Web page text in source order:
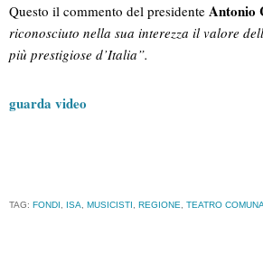
Questo il commento del presidente Antonio
riconosciuto nella sua interezza il valore
più prestigiose d’Italia”.
guarda video
TAG: FONDI, ISA, MUSICISTI, REGIONE, TEATRO